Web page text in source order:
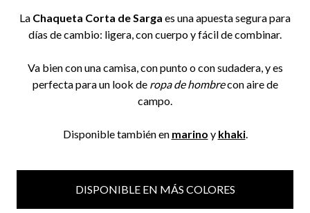
La Chaqueta Corta de Sarga es una apuesta segura para
días de cambio: ligera, con cuerpo y fácil de combinar.
Va bien con una camisa, con punto o con sudadera, y es
perfecta para un look de ropa de hombrecon aire de
campo.
Disponible también en marino y khaki.
DISPONIBLE EN MÁS COLORES